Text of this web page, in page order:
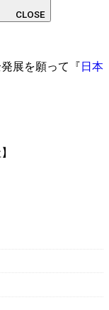
CLOSE
展を願って『 日本